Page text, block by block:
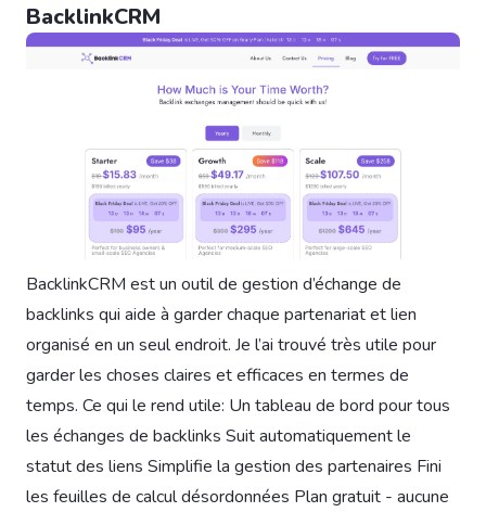
BacklinkCRM
BacklinkCRM est un outil de gestion d’échange de
backlinks qui aide à garder chaque partenariat et lien
organisé en un seul endroit. Je l’ai trouvé très utile pour
garder les choses claires et efficaces en termes de
temps. Ce qui le rend utile: Un tableau de bord pour tous
les échanges de backlinks Suit automatiquement le
statut des liens Simplifie la gestion des partenaires Fini
les feuilles de calcul désordonnées Plan gratuit - aucune